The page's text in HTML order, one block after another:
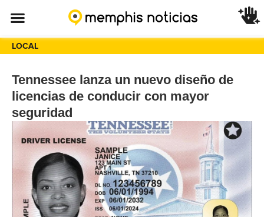
LOCAL
Tennessee lanza un nuevo diseño de
licencias de conducir con mayor
seguridad